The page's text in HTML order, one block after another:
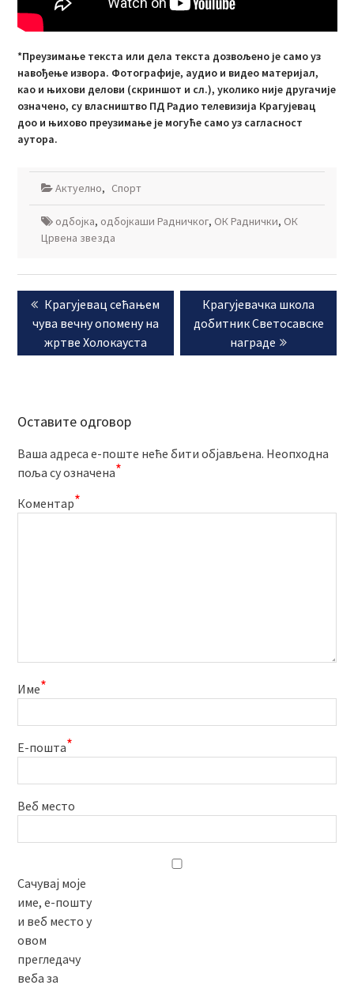
*Преузимање текста или дела текста дозвољено је само уз
навођење извора. Фотографије, аудио и видео материјал,
као и њихови делови (скриншот и сл.), уколико није другачије
означено, су власништво ПД Радио телевизија Крагујевац
доо и њихово преузимање је могуће само уз сагласност
аутора.
Актуелно, Спорт
одбојка, одбојкаши Радничког, ОК Раднички, ОК
Црвена звезда
Кретање
чланкаPrevious
post:
Крагујевац сећањем
чува вечну опомену на
жртве Холокауста
Next
post:
Крагујевачка школа
добитник Светосавске
награде
Оставите одговор
Ваша адреса е-поште неће бити објављена. Неопходна
поља су означена*
Коментар*
Име*
Е-пошта*
Веб место
Сачувај моје
име, е-пошту
и веб место у
овом
прегледачу
веба за